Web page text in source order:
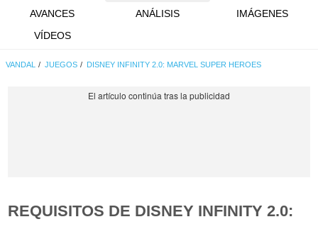
AVANCES
ANÁLISIS
IMÁGENES
VÍDEOS
VANDAL JUEGOS DISNEY INFINITY 2.0: MARVEL SUPER HEROES
REQUISITOS DE DISNEY INFINITY 2.0: